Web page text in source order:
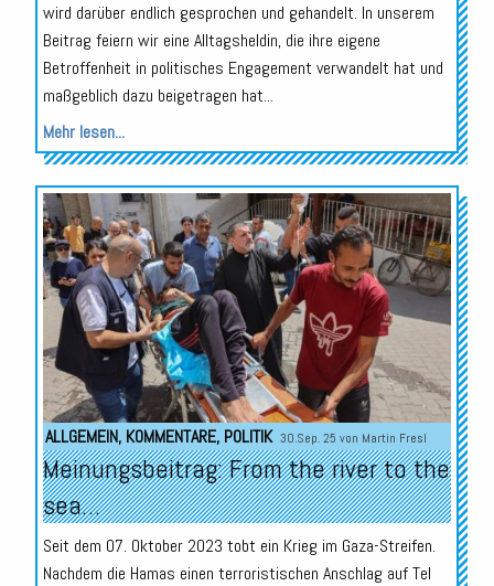
wird darüber endlich gesprochen und gehandelt. In unserem
Beitrag feiern wir eine Alltagsheldin, die ihre eigene
Betroffenheit in politisches Engagement verwandelt hat und
maßgeblich dazu beigetragen hat...
Mehr lesen...
ALLGEMEIN, KOMMENTARE, POLITIK 30.Sep. 25 von Martin Fresl
Meinungsbeitrag: From the river to the
sea…
Seit dem 07. Oktober 2023 tobt ein Krieg im Gaza-Streifen.
Nachdem die Hamas einen terroristischen Anschlag auf Tel